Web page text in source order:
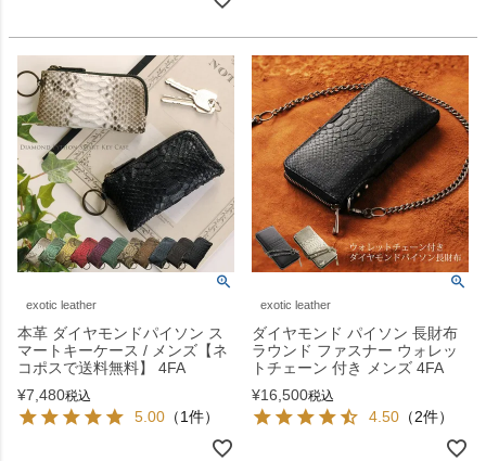
exotic leather
本革 ダイヤモンドパイソン ス
マートキーケース / メンズ【ネ
コポスで送料無料】 4FA
¥7,480税込
5.00 （1件）
exotic leather
ダイヤモンド パイソン 長財布
ラウンド ファスナー ウォレッ
トチェーン 付き メンズ 4FA
¥16,500税込
4.50 （2件）